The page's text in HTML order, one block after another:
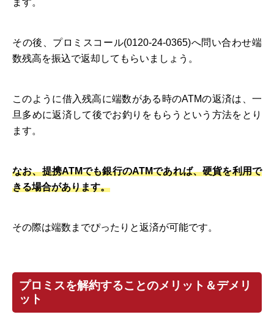
その後、プロミスコール(0120-24-0365)へ問い合わせ端
数残高を振込で返却してもらいましょう。
このように借入残高に端数がある時のATMの返済は、一
旦多めに返済して後でお釣りをもらうという方法をとり
ます。
なお、提携ATMでも銀行のATMであれば、硬貨を利用で
きる場合があります。
その際は端数までぴったりと返済が可能です。
プロミスを解約することのメリット＆デメリ
ット